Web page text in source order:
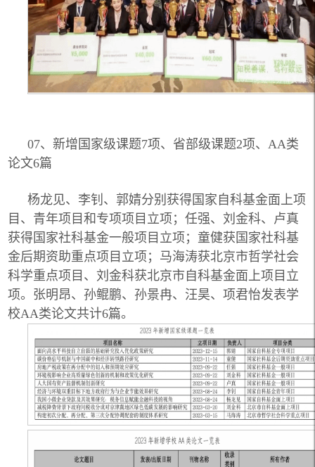
07、新增国家级课题7项、省部级课题2项、AA类
论文6篇
杨龙见、李钊、郭婧分别获得国家自科基金面上项
目、青年项目和专项项目立项；任强、刘金科、卢真
获得国家社科基金一般项目立项；童健获国家社科基
金后期资助重点项目立项；马海涛获北京市哲学社会
科学重点项目、刘金科获北京市自科基金面上项目立
项。张明昂、孙鲲鹏、孙景冉、汪昊、项君怡发表学
校AA类论文共计6篇。